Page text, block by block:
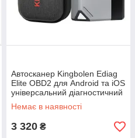
Автосканер Kingbolen Ediag
Elite OBD2 для Android та iOS
універсальний діагностичний
адаптер для авто
Немає в наявності
3 320 ₴